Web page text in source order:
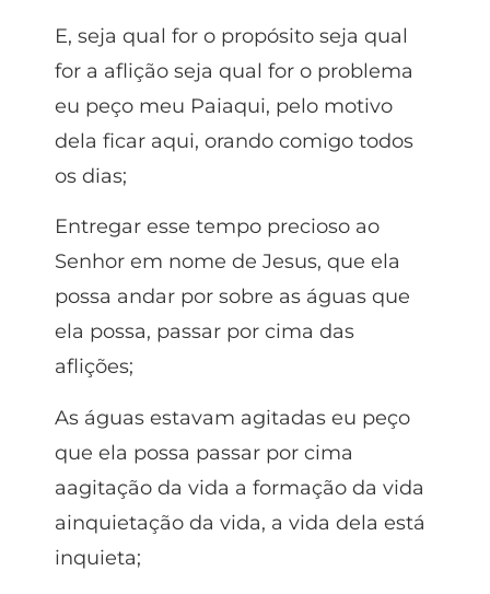
E, seja qual for o propósito seja qual
for a aflição seja qual for o problema
eu peço meu Paiaqui, pelo motivo
dela ficar aqui, orando comigo todos
os dias;
Entregar esse tempo precioso ao
Senhor em nome de Jesus, que ela
possa andar por sobre as águas que
ela possa, passar por cima das
aflições;
As águas estavam agitadas eu peço
que ela possa passar por cima
aagitação da vida a formação da vida
ainquietação da vida, a vida dela está
inquieta;